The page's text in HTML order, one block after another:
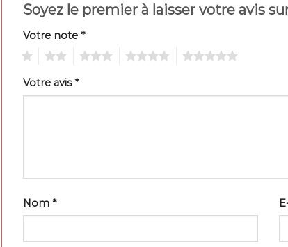
Soyez le premier à laisser votre avis
Votre note *
Votre avis*
Nom *